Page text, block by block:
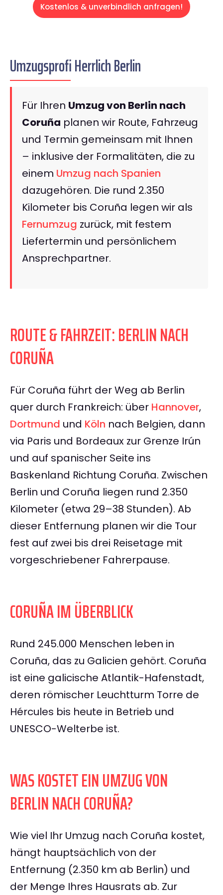
Kostenlos & unverbindlich anfragen!
Umzugsprofi Herrlich Berlin
Für Ihren Umzug von Berlin nach
Coruña planen wir Route, Fahrzeug
und Termin gemeinsam mit Ihnen
– inklusive der Formalitäten, die zu
einem Umzug nach Spanien
dazugehören. Die rund 2.350
Kilometer bis Coruña legen wir als
Fernumzug zurück, mit festem
Liefertermin und persönlichem
Ansprechpartner.
ROUTE & FAHRZEIT: BERLIN NACH
CORUÑA
Für Coruña führt der Weg ab Berlin
quer durch Frankreich: über Hannover,
Dortmund und Köln nach Belgien, dann
via Paris und Bordeaux zur Grenze Irún
und auf spanischer Seite ins
Baskenland Richtung Coruña. Zwischen
Berlin und Coruña liegen rund 2.350
Kilometer (etwa 29–38 Stunden). Ab
dieser Entfernung planen wir die Tour
fest auf zwei bis drei Reisetage mit
vorgeschriebener Fahrerpause.
CORUÑA IM ÜBERBLICK
Rund 245.000 Menschen leben in
Coruña, das zu Galicien gehört. Coruña
ist eine galicische Atlantik-Hafenstadt,
deren römischer Leuchtturm Torre de
Hércules bis heute in Betrieb und
UNESCO-Welterbe ist.
WAS KOSTET EIN UMZUG VON
BERLIN NACH CORUÑA?
Wie viel Ihr Umzug nach Coruña kostet,
hängt hauptsächlich von der
Entfernung (2.350 km ab Berlin) und
der Menge Ihres Hausrats ab. Zur